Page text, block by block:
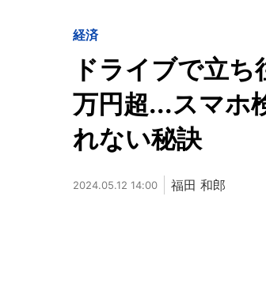
経済
ドライブで立
万円超...スマホ
れない秘訣
2024.05.12 14:00 福田 和郎